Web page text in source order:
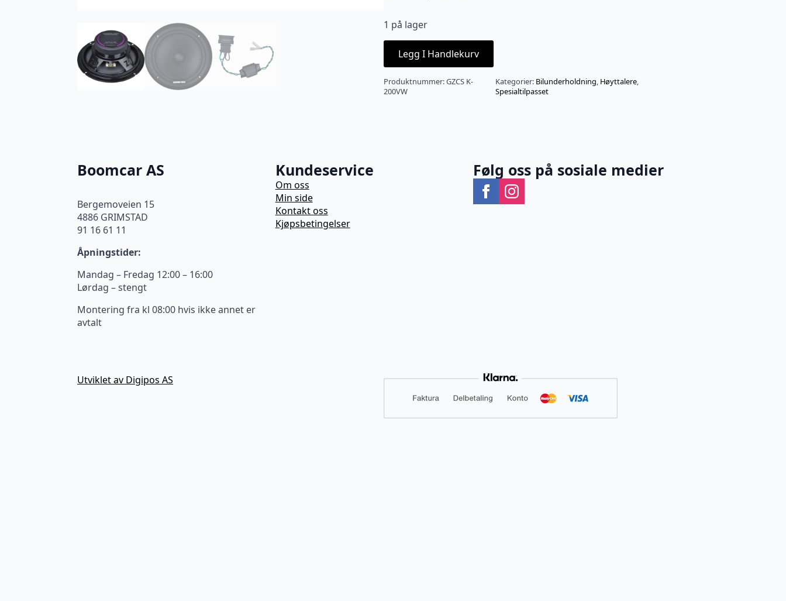
1 på lager
Legg I Handlekurv
Produktnummer:GZCS K-
200VW
Kategorier: Bilunderholdning, Høyttalere,
Spesialtilpasset
Boomcar AS
Bergemoveien 15
4886 GRIMSTAD
91 16 61 11
Åpningstider:
Mandag – Fredag 12:00 – 16:00
Lørdag – stengt
Montering fra kl 08:00 hvis ikke annet er
avtalt
Kundeservice
Om oss
Min side
Kontakt oss
Kjøpsbetingelser
Følg oss på sosiale medier
Utviklet av Digipos AS